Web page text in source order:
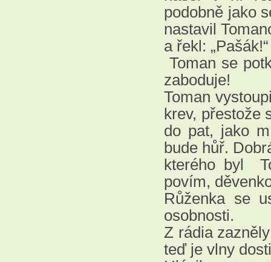
podobně jako
nastavil
a řekl: „Pašák!“
Toman se
zaboduje!
Toman
krev, přestože
do pat, jako
bude hůř.
kterého byl
povím,
Růženka se
osobnosti.
Z rádia
teď je vlny